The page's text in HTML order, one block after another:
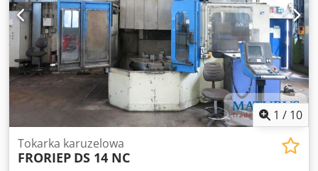
1 / 10
Tokarka karuzelowa
FRORIEP DS 14 NC